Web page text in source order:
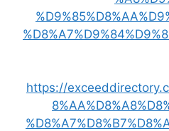
https://